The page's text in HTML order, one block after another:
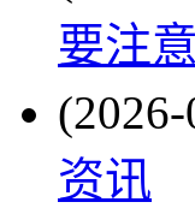
要注
资讯